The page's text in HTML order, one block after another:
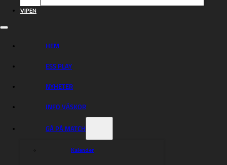
VIPEN
HEM
ESS PLAY
NYHETER
INFO VÄSKOR
GÅ PÅ MATCH
Kalender